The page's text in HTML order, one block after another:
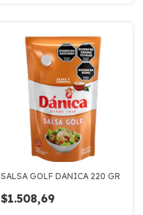
SALSA GOLF DANICA 220 GR
$1.508,69